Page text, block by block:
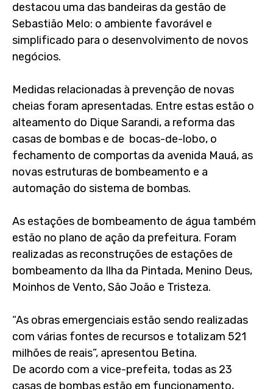
destacou uma das bandeiras da gestão de
Sebastião Melo: o ambiente favorável e
simplificado para o desenvolvimento de novos
negócios.
Medidas relacionadas à prevenção de novas
cheias foram apresentadas. Entre estas estão o
alteamento do Dique Sarandi, a reforma das
casas de bombas e de bocas-de-lobo, o
fechamento de comportas da avenida Mauá, as
novas estruturas de bombeamento e a
automação do sistema de bombas.
As estações de bombeamento de água também
estão no plano de ação da prefeitura. Foram
realizadas as reconstruções de estações de
bombeamento da Ilha da Pintada, Menino Deus,
Moinhos de Vento, São João e Tristeza.
“As obras emergenciais estão sendo realizadas
com várias fontes de recursos e totalizam 521
milhões de reais”, apresentou Betina.
De acordo com a vice-prefeita, todas as 23
casas de bombas estão em funcionamento,